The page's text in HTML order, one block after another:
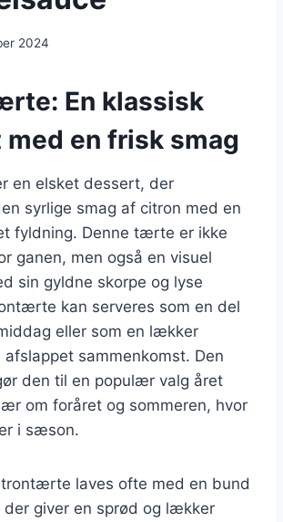
2024
En klassisk
en frisk smag
en elsket dessert, der
syrlige smag af citron med en
fyldning. Denne tærte er ikke
ganen, men også en visuel
sin gyldne skorpe og lyse
kan serveres som en del
eller som en lækker
sammenkomst. Den
den til en populær valg året
om foråret og sommeren, hvor
i sæson.
laves ofte med en bund
der giver en sprød og lækker